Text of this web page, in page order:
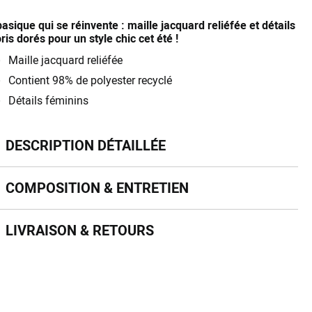
qui se réinvente : maille jacquard reliéfée et détails
dorés pour un style chic cet été !
Maille jacquard reliéfée
Contient 98% de polyester recyclé
Détails féminins
détaillée
DESCRIPTION DÉTAILLÉE
& entretien
COMPOSITION & ENTRETIEN
& retours
LIVRAISON & RETOURS